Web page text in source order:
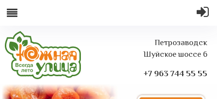
Петрозаводск
Шуйское шоссе 6
+7 963 744 55 55